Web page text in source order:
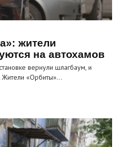
жители
на автохамов
вернули шлагбаум, и
«Орбиты»…